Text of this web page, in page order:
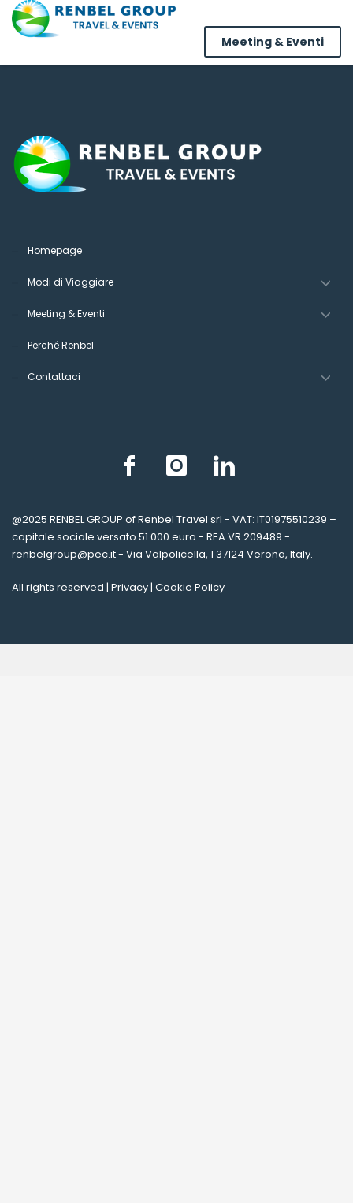
Meeting & Eventi
Homepage
Modi di Viaggiare
Meeting & Eventi
Perché Renbel
Contattaci
@2025 RENBEL GROUP of Renbel Travel srl - VAT: IT01975510239 –
capitale sociale versato 51.000 euro - REA VR 209489 -
renbelgroup@pec.it - Via Valpolicella, 1 37124 Verona, Italy.
All rights reserved | Privacy| Cookie Policy